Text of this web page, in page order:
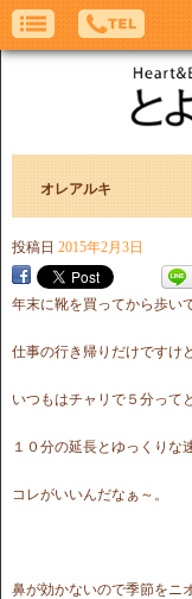
オレアルキ
投稿日 2015年2月3日
年末に靴を買ってから歩い
仕事の行き帰りだけですけ
いつもはチャリで５分って
１０分の延長とゆっくりな
コレがいいんだなぁ～。
鼻が効かないので季節をニ